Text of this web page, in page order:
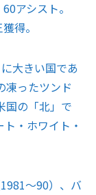
アシスト。
得。
大きい国であ
凍ったツンド
国の「北」で
・ホワイト・
〜90）、バ